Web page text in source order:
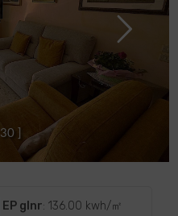
30
EP glnr: 136.00 kwh/㎡